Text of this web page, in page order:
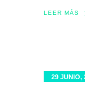
LEER MÁS
29 JUNIO,